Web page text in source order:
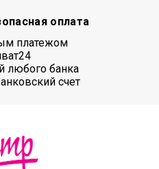
оплата
платежом
любого банка
счет